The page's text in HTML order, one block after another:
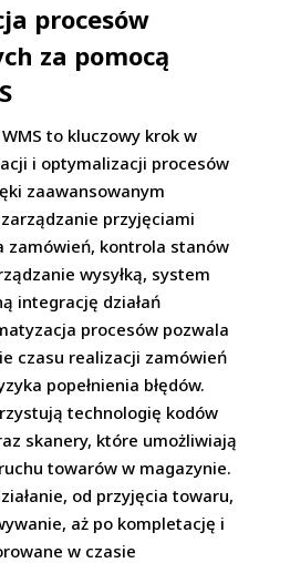
procesów
za pomocą
to kluczowy krok w
i optymalizacji procesów
zaawansowanym
przyjęciami
zamówień, kontrola stanów
wysyłką, system
integrację działań
procesów pozwala
czasu realizacji zamówień
popełnienia błędów.
technologię kodów
skanery, które umożliwiają
towarów w magazynie.
od przyjęcia towaru,
aż po kompletację i
w czasie